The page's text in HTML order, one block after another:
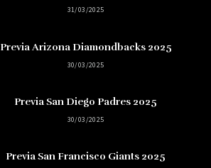
31/03/2025
Previa Arizona Diamondbacks 2025
30/03/2025
Previa San Diego Padres 2025
30/03/2025
Previa San Francisco Giants 2025